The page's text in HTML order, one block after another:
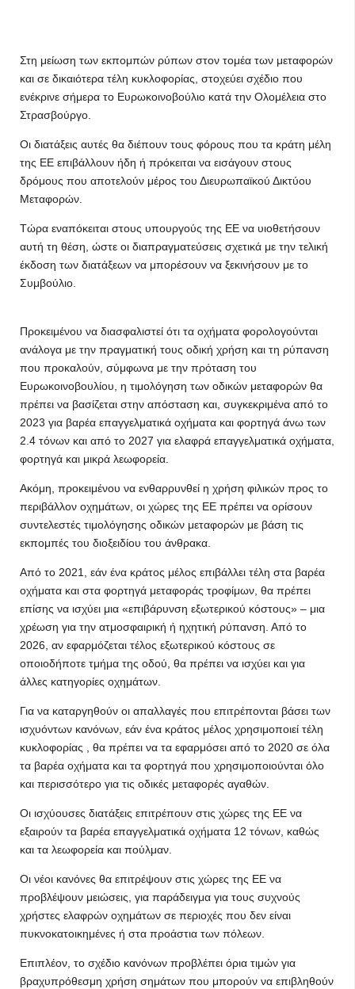
Στη μείωση των εκπομπών ρύπων στον τομέα των μεταφορών
και σε δικαιότερα τέλη κυκλοφορίας, στοχεύει σχέδιο που
ενέκρινε σήμερα το Ευρωκοινοβούλιο κατά την Ολομέλεια στο
Στρασβούργο.
Οι διατάξεις αυτές θα διέπουν τους φόρους που τα κράτη μέλη
της ΕΕ επιβάλλουν ήδη ή πρόκειται να εισάγουν στους
δρόμους που αποτελούν μέρος του Διευρωπαϊκού Δικτύου
Μεταφορών.
Τώρα εναπόκειται στους υπουργούς της ΕΕ να υιοθετήσουν
αυτή τη θέση, ώστε οι διαπραγματεύσεις σχετικά με την τελική
έκδοση των διατάξεων να μπορέσουν να ξεκινήσουν με το
Συμβούλιο.
Προκειμένου να διασφαλιστεί ότι τα οχήματα φορολογούνται
ανάλογα με την πραγματική τους οδική χρήση και τη ρύπανση
που προκαλούν, σύμφωνα με την πρόταση του
Ευρωκοινοβουλίου, η τιμολόγηση των οδικών μεταφορών θα
πρέπει να βασίζεται στην απόσταση και, συγκεκριμένα από το
2023 για βαρέα επαγγελματικά οχήματα και φορτηγά άνω των
2.4 τόνων και από το 2027 για ελαφρά επαγγελματικά οχήματα,
φορτηγά και μικρά λεωφορεία.
Ακόμη, προκειμένου να ενθαρρυνθεί η χρήση φιλικών προς το
περιβάλλον οχημάτων, οι χώρες της ΕΕ πρέπει να ορίσουν
συντελεστές τιμολόγησης οδικών μεταφορών με βάση τις
εκπομπές του διοξειδίου του άνθρακα.
Από το 2021, εάν ένα κράτος μέλος επιβάλλει τέλη στα βαρέα
οχήματα και στα φορτηγά μεταφοράς τροφίμων, θα πρέπει
επίσης να ισχύει μια «επιβάρυνση εξωτερικού κόστους» – μια
χρέωση για την ατμοσφαιρική ή ηχητική ρύπανση. Από το
2026, αν εφαρμόζεται τέλος εξωτερικού κόστους σε
οποιοδήποτε τμήμα της οδού, θα πρέπει να ισχύει και για
άλλες κατηγορίες οχημάτων.
Για να καταργηθούν οι απαλλαγές που επιτρέπονται βάσει των
ισχυόντων κανόνων, εάν ένα κράτος μέλος χρησιμοποιεί τέλη
κυκλοφορίας , θα πρέπει να τα εφαρμόσει από το 2020 σε όλα
τα βαρέα οχήματα και τα φορτηγά που χρησιμοποιούνται όλο
και περισσότερο για τις οδικές μεταφορές αγαθών.
Οι ισχύουσες διατάξεις επιτρέπουν στις χώρες της ΕΕ να
εξαιρούν τα βαρέα επαγγελματικά οχήματα 12 τόνων, καθώς
και τα λεωφορεία και πούλμαν.
Οι νέοι κανόνες θα επιτρέψουν στις χώρες της ΕΕ να
προβλέψουν μειώσεις, για παράδειγμα για τους συχνούς
χρήστες ελαφρών οχημάτων σε περιοχές που δεν είναι
πυκνοκατοικημένες ή στα προάστια των πόλεων.
Επιπλέον, το σχέδιο κανόνων προβλέπει όρια τιμών για
βραχυπρόθεσμη χρήση σημάτων που μπορούν να επιβληθούν